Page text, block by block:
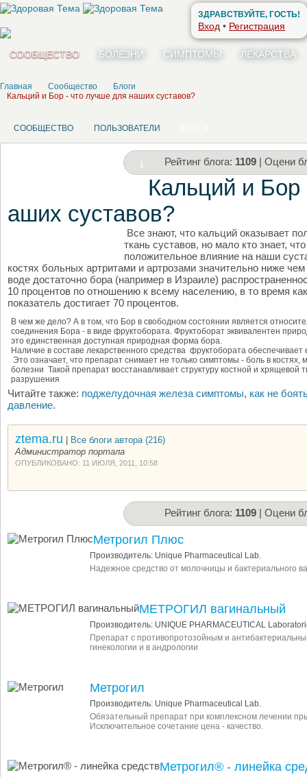
ЗДРАВСТВУЙТЕ, ГОСТЬ!
Вход • Регистрация
СООБЩЕСТВО БОЛЕЗНИ СИМПТОМЫ ЛЕКАРСТВА
Главная Сообщество
Блоги
Кальций и Бор - что лучше для наших суставов?
СООБЩЕСТВО ПОЛЬЗОВАТЕЛИ
1 Рейтинг блога: 1109 | Оцени
Кальций и
аших суставов?
Все знают, что кальций оказывает
ткань суставов, но мало кто знает,
положительное влияние на наши
костях больных артритами и артрозами значительно ниже
воде достаточно бора (например в Израиле)
10 процентов по отношению к всему населению, в то время
показатель достигает 70 процентов.
В чем же дело? А в том, что Бор в свободном состоянии является
соединения Бора - в виде фруктобората. Фруктоборат эквивалентен
это единственная доступная природная форма бора.
Наличие в составе лекарственного средства фруктобората
Это означает, что препарат снимает не только симптомы - боль в костях,
болезни Такой препарат восстанавливает структуру костной и
разрушения
Читайте также: поджелудочная железа симптомы, как не
давление.
ztema.ru
Все блоги автора (216)
Администратор портала
ОПУБЛИКОВАНО: 11 ИЮЛЯ, 2011, 10:58
Рейтинг блога: 1109 | Оцени
Метрогил Плюс
Производитель: Unique Pharmaceutical Lab.
Надежное средство от молочницы и бактериального
МЕТРОГИЛ вагинальный
Производитель: UNIQUE PHARMACEUTICAL
Препарат с противопротозойным и
гинекологии и в андрологии
Метрогил
Производитель: Unique Pharmaceutical Lab.
Обязательный препарат при комплексном лечении
Исключительное сочетание цена - качество.
Метрогил® - линейка